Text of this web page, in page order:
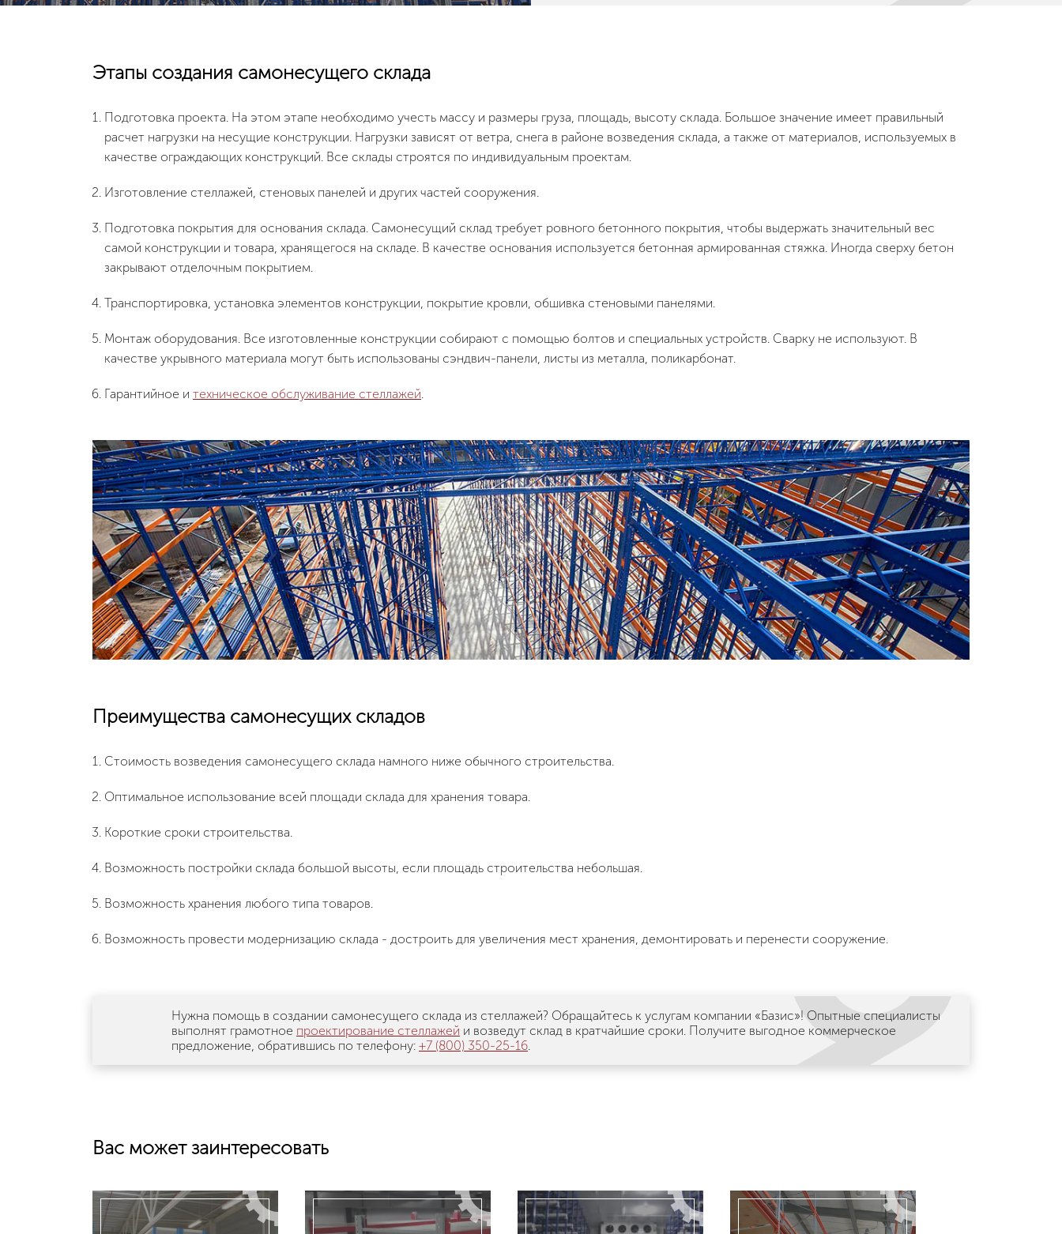
Этапы создания самонесущего склада
Подготовка проекта. На этом этапе необходимо учесть массу и размеры груза, площадь, высоту склада. Большое значение имеет правильный
расчет нагрузки на несущие конструкции. Нагрузки зависят от ветра, снега в районе возведения склада, а также от материалов, используемых в
качестве ограждающих конструкций. Все склады строятся по индивидуальным проектам.
Изготовление стеллажей, стеновых панелей и других частей сооружения.
Подготовка покрытия для основания склада. Самонесущий склад требует ровного бетонного покрытия, чтобы выдержать значительный вес
самой конструкции и товара, хранящегося на складе. В качестве основания используется бетонная армированная стяжка. Иногда сверху бетон
закрывают отделочным покрытием.
Транспортировка, установка элементов конструкции, покрытие кровли, обшивка стеновыми панелями.
Монтаж оборудования. Все изготовленные конструкции собирают с помощью болтов и специальных устройств. Сварку не используют. В
качестве укрывного материала могут быть использованы сэндвич-панели, листы из металла, поликарбонат.
Гарантийное и техническое обслуживание стеллажей.
Преимущества самонесущих складов
Стоимость возведения самонесущего склада намного ниже обычного строительства.
Оптимальное использование всей площади склада для хранения товара.
Короткие сроки строительства.
Возможность постройки склада большой высоты, если площадь строительства небольшая.
Возможность хранения любого типа товаров.
Возможность провести модернизацию склада - достроить для увеличения мест хранения, демонтировать и перенести сооружение.
Нужна помощь в создании самонесущего склада из стеллажей? Обращайтесь к услугам компании «Базис»! Опытные специалисты
выполнят грамотное проектирование стеллажей и возведут склад в кратчайшие сроки. Получите выгодное коммерческое
предложение, обратившись по телефону: +7 (800) 350-25-16
Вас может заинтересовать